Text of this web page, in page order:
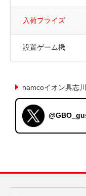
入荷プライズ
設置ゲーム機
namcoイオン具志